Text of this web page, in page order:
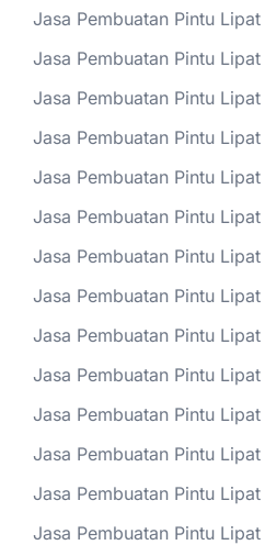
Jasa Pembuatan Pintu
Jasa Pembuatan Pintu
Jasa Pembuatan Pintu Lipat
Jasa Pembuatan Pintu Lipat
Jasa Pembuatan Pintu
Jasa Pembuatan Pintu
Jasa Pembuatan Pintu Lipat
Jasa Pembuatan Pintu
Jasa Pembuatan Pintu
Jasa Pembuatan Pintu
Jasa Pembuatan Pintu
Jasa Pembuatan Pintu
Jasa Pembuatan Pintu
Jasa Pembuatan Pintu